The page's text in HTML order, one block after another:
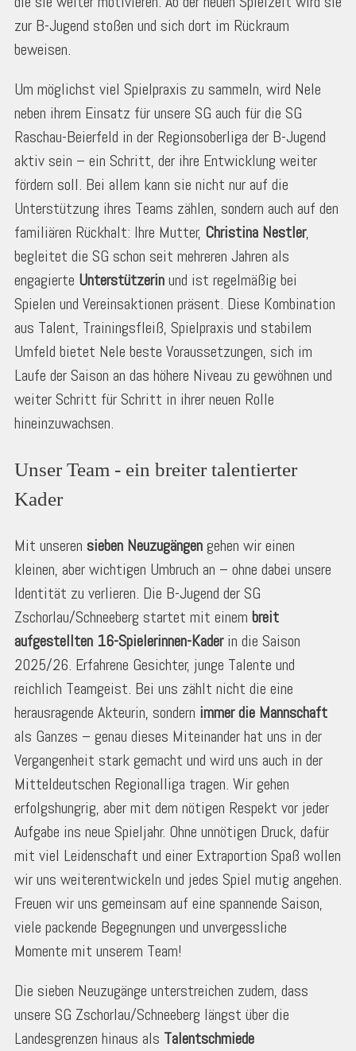
zur B-Jugend stoßen und sich dort im Rückraum
beweisen.
Um möglichst viel Spielpraxis zu sammeln, wird Nele
neben ihrem Einsatz für unsere SG auch für die SG
Raschau-Beierfeld in der Regionsoberliga der B-Jugend
aktiv sein – ein Schritt, der ihre Entwicklung weiter
fördern soll. Bei allem kann sie nicht nur auf die
Unterstützung ihres Teams zählen, sondern auch auf den
familiären Rückhalt: Ihre Mutter, Christina Nestler,
begleitet die SG schon seit mehreren Jahren als
engagierte Unterstützerinund ist regelmäßig bei
Spielen und Vereinsaktionen präsent. Diese Kombination
aus Talent, Trainingsfleiß, Spielpraxis und stabilem
Umfeld bietet Nele beste Voraussetzungen, sich im
Laufe der Saison an das höhere Niveau zu gewöhnen und
weiter Schritt für Schritt in ihrer neuen Rolle
hineinzuwachsen.
Unser Team - ein breiter talentierter
Kader
Mit unseren sieben Neuzugängengehen wir einen
kleinen, aber wichtigen Umbruch an – ohne dabei unsere
Identität zu verlieren. Die B-Jugend der SG
Zschorlau/Schneeberg startet mit einem breit
aufgestellten 16-Spielerinnen-Kaderin die Saison
2025/26. Erfahrene Gesichter, junge Talente und
reichlich Teamgeist. Bei uns zählt nicht die eine
herausragende Akteurin, sondern immer die Mannschaft
als Ganzes – genau dieses Miteinander hat uns in der
Vergangenheit stark gemacht und wird uns auch in der
Mitteldeutschen Regionalliga tragen. Wir gehen
erfolgshungrig, aber mit dem nötigen Respekt vor jeder
Aufgabe ins neue Spieljahr. Ohne unnötigen Druck, dafür
mit viel Leidenschaft und einer Extraportion Spaß wollen
wir uns weiterentwickeln und jedes Spiel mutig angehen.
Freuen wir uns gemeinsam auf eine spannende Saison,
viele packende Begegnungen und unvergessliche
Momente mit unserem Team!
Die sieben Neuzugänge unterstreichen zudem, dass
unsere SG Zschorlau/Schneeberg längst über die
Landesgrenzen hinaus als Talentschmiede